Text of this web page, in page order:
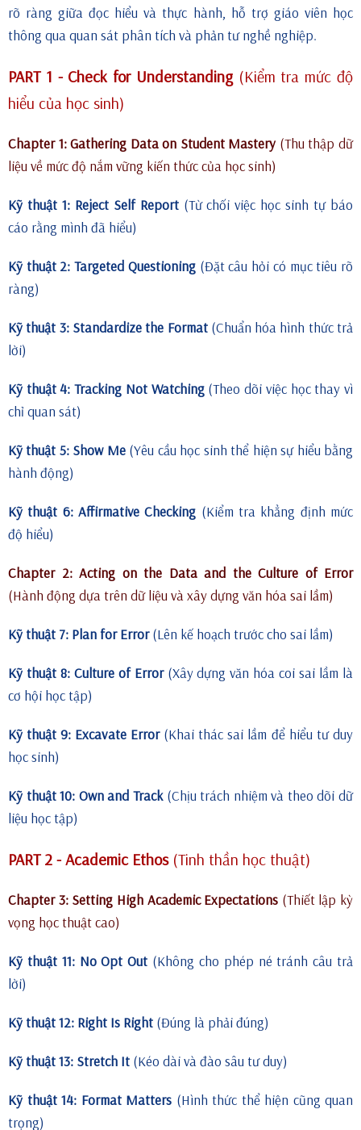
rõ ràng giữa đọc hiểu và thực hành, hỗ trợ giáo viên học
thông qua quan sát phân tích và phản tư nghề nghiệp.
PART 1 - Check for Understanding(Kiểm tra mức độ
hiểu của học sinh)
Chapter 1: Gathering Data on Student Mastery (Thu thập dữ
liệu về mức độ nắm vững kiến thức của học sinh)
Kỹ thuật 1: Reject Self Report(Từ chối việc học sinh tự báo
cáo rằng mình đã hiểu)
Kỹ thuật 2: Targeted Questioning(Đặt câu hỏi có mục tiêu rõ
ràng)
Kỹ thuật 3: Standardize the Format(Chuẩn hóa hình thức trả
lời)
Kỹ thuật 4: Tracking Not Watching(Theo dõi việc học thay vì
chỉ quan sát)
Kỹ thuật 5: Show Me(Yêu cầu học sinh thể hiện sự hiểu bằng
hành động)
Kỹ thuật 6: Affirmative Checking (Kiểm tra khẳng định mức
độ hiểu)
Chapter 2: Acting on the Data and the Culture of Error
(Hành động dựa trên dữ liệu và xây dựng văn hóa sai lầm)
Kỹ thuật 7: Plan for Error(Lên kế hoạch trước cho sai lầm)
Kỹ thuật 8: Culture of Error(Xây dựng văn hóa coi sai lầm là
cơ hội học tập)
Kỹ thuật 9: Excavate Error(Khai thác sai lầm để hiểu tư duy
học sinh)
Kỹ thuật 10: Own and Track(Chịu trách nhiệm và theo dõi dữ
liệu học tập)
PART 2 - Academic Ethos(Tinh thần học thuật)
Chapter 3: Setting High Academic Expectations (Thiết lập kỳ
vọng học thuật cao)
Kỹ thuật 11: No Opt Out (Không cho phép né tránh câu trả
lời)
Kỹ thuật 12: Right Is Right (Đúng là phải đúng)
Kỹ thuật 13: Stretch It (Kéo dài và đào sâu tư duy)
Kỹ thuật 14: Format Matters (Hình thức thể hiện cũng quan
trọng)